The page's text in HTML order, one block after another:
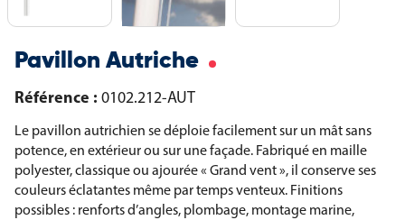
Pavillon Autriche
Référence : 0102.212-AUT
Le pavillon autrichien se déploie facilement sur un mât sans
potence, en extérieur ou sur une façade. Fabriqué en maille
polyester, classique ou ajourée « Grand vent », il conserve ses
couleurs éclatantes même par temps venteux. Finitions
possibles : renforts d’angles, plombage, montage marine,